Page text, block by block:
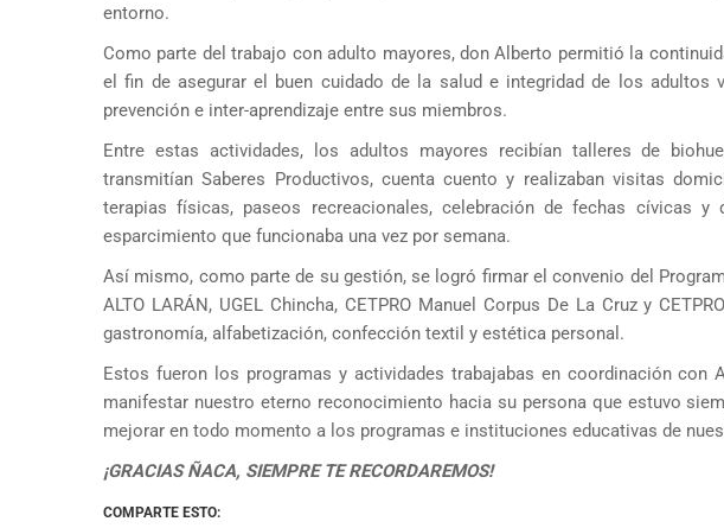
entorno.
Como parte del trabajo con adulto mayores, don Alberto permitió la
el fin de asegurar el buen cuidado de la salud e integridad de los adultos
prevención e inter-aprendizaje entre sus miembros.
Entre estas actividades, los adultos mayores recibían talleres de
transmitían Saberes Productivos, cuenta cuento y realizaban visitas
terapias físicas, paseos recreacionales, celebración de fechas cívicas
esparcimiento que funcionaba una vez por semana.
Así mismo, como parte de su gestión, se logró firmar el convenio del
ALTO LARÁN, UGEL Chincha, CETPRO Manuel Corpus De La Cruz y
gastronomía, alfabetización, confección textil y estética personal.
Estos fueron los programas y actividades trabajabas en coordinación con
manifestar nuestro eterno reconocimiento hacia su persona que estuvo
mejorar en todo momento a los programas e instituciones educativas de
¡GRACIAS ÑACA, SIEMPRE TE RECORDAREMOS!
COMPARTE ESTO: